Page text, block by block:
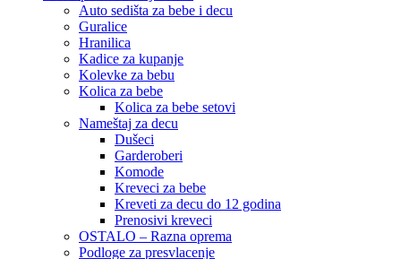
Auto sedišta za bebe i decu
Guralice
Hranilica
Kadice za kupanje
Kolevke za bebu
Kolica za bebe
Kolica za bebe setovi
Nameštaj za decu
Dušeci
Garderoberi
Komode
Kreveci za bebe
Kreveti za decu do 12 godina
Prenosivi kreveci
OSTALO – Razna oprema
Podloge za presvlacenje